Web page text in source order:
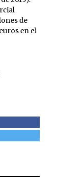
de
en el